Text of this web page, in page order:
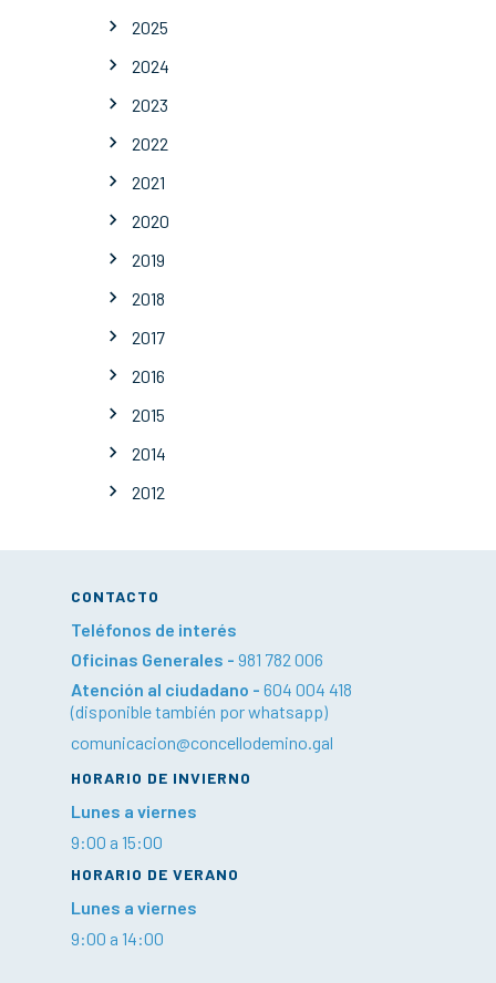
2025
2024
2023
2022
2021
2020
2019
2018
2017
2016
2015
2014
2012
CONTACTO
Teléfonos de interés
Oficinas Generales - 981 782 006
Atención al ciudadano - 604 004 418
(disponible también por whatsapp)
comunicacion@concellodemino.gal
HORARIO DE INVIERNO
Lunes a viernes
9:00 a 15:00
HORARIO DE VERANO
Lunes a viernes
9:00 a 14:00